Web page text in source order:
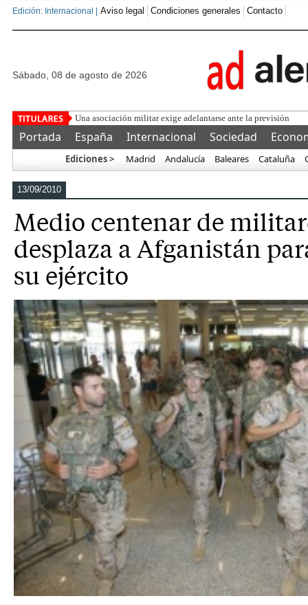
Edición: Internacional | Aviso legal Condiciones generales Contacto
sábado, 08 de agosto de 2026
Una asociación militar exige adelantarse ante la previsión de
Portada España Internacional Sociedad
Ediciones > Madrid Andalucía Baleares Cataluña
13/09/2010
Medio centenar de
desplaza a Afganistán
su ejército